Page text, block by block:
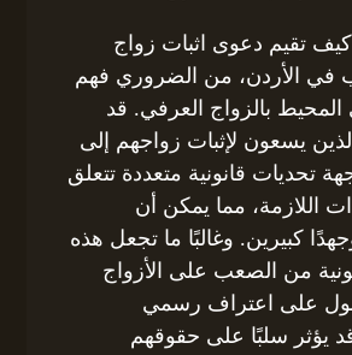
تقيم دعوى اثبات زواج
في الأردن، من الضروري فهم
المحيط بالزواج العرفي. قد
يسعون لإثبات زواجهم إلى
تحديات قانونية متعددة تتعلق
اللازمة، مما يمكن أن
كبيرين. وغالبًا ما تجعل هذه
من الصعب على الأزواج
على اعتراف رسمي
قد يؤثر سلبًا على حقوقهم